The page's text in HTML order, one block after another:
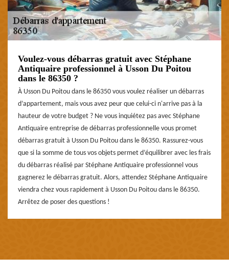
Voulez-vous débarras gratuit avec Stéphane
Antiquaire professionnel à Usson Du Poitou
dans le 86350 ?
À Usson Du Poitou dans le 86350 vous voulez réaliser un débarras
d’appartement, mais vous avez peur que celui-ci n'arrive pas à la
hauteur de votre budget ? Ne vous inquiétez pas avec Stéphane
Antiquaire entreprise de débarras professionnelle vous promet
débarras gratuit à Usson Du Poitou dans le 86350. Rassurez-vous
que si la somme de tous vos objets permet d’équilibrer avec les frais
du débarras réalisé par Stéphane Antiquaire professionnel vous
gagnerez le débarras gratuit. Alors, attendez Stéphane Antiquaire
viendra chez vous rapidement à Usson Du Poitou dans le 86350.
Arrêtez de poser des questions !